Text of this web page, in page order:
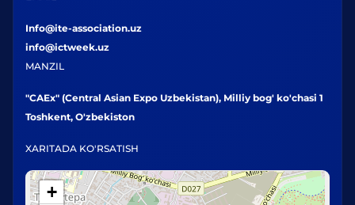
Info@ite-association.uz
info@ictweek.uz
MANZIL
"CAEx" (Central Asian Expo Uzbekistan), Milliy bog' ko'chasi 1
Toshkent, O'zbekiston
XARITADA KO'RSATISH
+